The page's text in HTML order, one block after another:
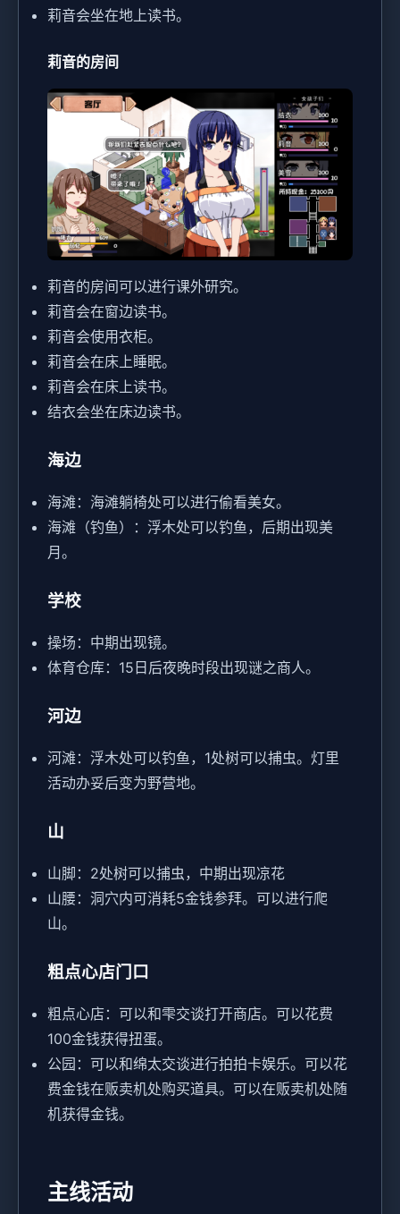
莉音会坐在地上读书。
莉音的房间
莉音的房间可以进行课外研究。
莉音会在窗边读书。
莉音会使用衣柜。
莉音会在床上睡眠。
莉音会在床上读书。
结衣会坐在床边读书。
海边
海滩：海滩躺椅处可以进行偷看美女。
海滩（钓鱼）：浮木处可以钓鱼，后期出现美
月。
学校
操场：中期出现镜。
体育仓库：15日后夜晚时段出现谜之商人。
河边
河滩：浮木处可以钓鱼，1处树可以捕虫。灯里
活动办妥后变为野营地。
山
山脚：2处树可以捕虫，中期出现凉花
山腰：洞穴内可消耗5金钱参拜。可以进行爬
山。
粗点心店门口
粗点心店：可以和雫交谈打开商店。可以花费
100金钱获得扭蛋。
公园：可以和绵太交谈进行拍拍卡娱乐。可以花
费金钱在贩卖机处购买道具。可以在贩卖机处随
机获得金钱。
主线活动